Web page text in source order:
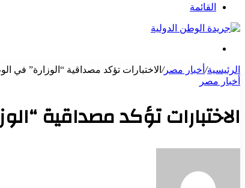
القائمة
الرئيسية/ أخبار مصر/ الاختبارات تؤكد مصداقية “الوزارة” في
أخبار مصر
الاختبارات تؤكد مصداقية